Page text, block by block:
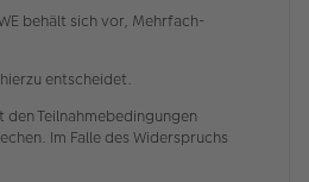
behält sich vor, Mehrfach-
entscheidet.
Teilnahmebedingungen
Im Falle des Widerspruchs